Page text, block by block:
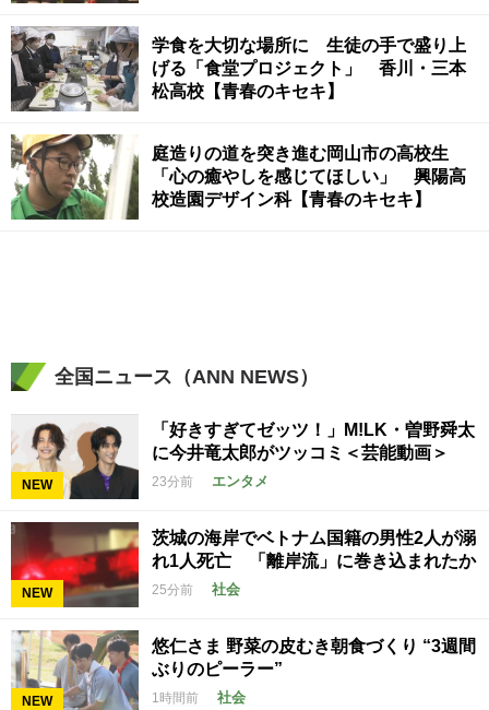
学食を大切な場所に 生徒の手で盛り上
げる「食堂プロジェクト」 香川・三本
松高校【青春のキセキ】
庭造りの道を突き進む岡山市の高校生
「心の癒やしを感じてほしい」 興陽高
校造園デザイン科【青春のキセキ】
全国ニュース（ANN NEWS）
NEW
「好きすぎてゼッツ！」M!LK・曽野舜太
に今井竜太郎がツッコミ＜芸能動画＞
23分前 エンタメ
NEW
茨城の海岸でベトナム国籍の男性2人が溺
れ1人死亡 「離岸流」に巻き込まれたか
25分前 社会
NEW
悠仁さま 野菜の皮むき朝食づくり “3週間
ぶりのピーラー”
1時間前 社会